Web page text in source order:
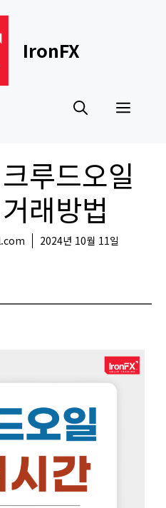
IronFX
루드오일
래방법
2024년 10월 11일